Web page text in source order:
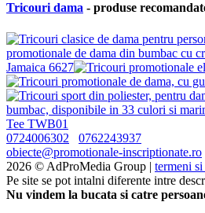
Tricouri dama - produse
promotionale de dama din bumbac cu
Jamaica 6627
bumbac, disponibile in 33 culori si
Tee TWB01
0724006302
0762243937
obiecte@promotionale-inscriptionate.ro
2026 © AdProMedia Group | termeni
Pe site se pot intalni diferente intre
Nu vindem la bucata si catre